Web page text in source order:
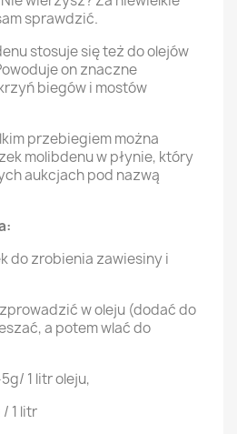
sprawdzić.
stosuje się też do olejów
on znaczne
biegów i mostów
przebiegiem można
molibdenu w płynie, który
aukcjach pod nazwą
do zrobienia zawiesiny i
w oleju (dodać do
a potem wlać do
1 litr oleju,
1 litr